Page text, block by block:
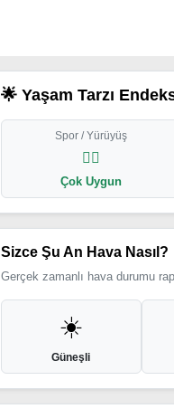
🌟 Yaşam Tarzı
Spor / Yürüyüş
🏃‍♂️
Çok Uygun
Sizce Şu An Hava Nasıl?
Gerçek zamanlı hava durumu
☀️
Güneşli